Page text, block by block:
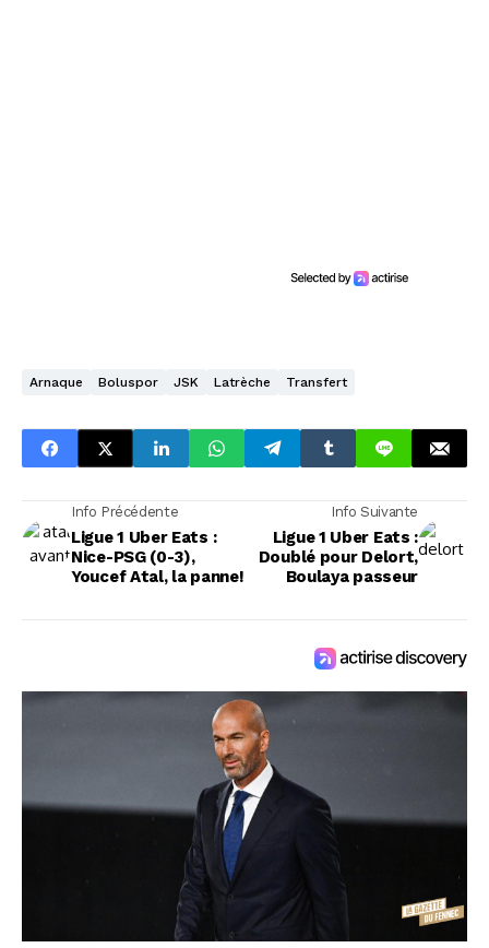
Arnaque Boluspor JSK Latrèche Transfert
Info Précédente
Ligue 1 Uber Eats :
Nice-PSG (0-3),
Youcef Atal, la panne!
Info Suivante
Ligue 1 Uber Eats :
Doublé pour Delort,
Boulaya passeur